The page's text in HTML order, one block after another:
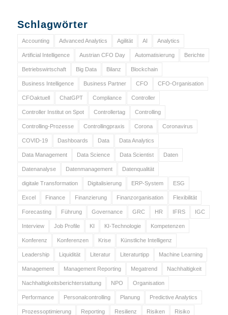
Schlagwörter
Accounting Advanced Analytics Agilität AI Analytics
Artificial Intelligence Austrian CFO Day Automatisierung Berichte
Betriebswirtschaft Big Data Bilanz Blockchain
Business Intelligence Business Partner CFO CFO-Organisation
CFOaktuell ChatGPT Compliance Controller
Controller Institut on Spot Controllertag Controlling
Controlling-Prozesse Controllingpraxis Corona Coronavirus
COVID-19 Dashboards Data Data Analytics
Data Management Data Science Data Scientist Daten
Datenanalyse Datenmanagement Datenqualität
digitale Transformation Digitalisierung ERP-System ESG
Excel Finance Finanzierung Finanzorganisation Flexibilität
Forecasting Führung Governance GRC HR IFRS IGC
Interview Job Profile KI KI-Technologie Kompetenzen
Konferenz Konferenzen Krise Künstliche Intelligenz
Leadership Liquidität Literatur Literaturtipp Machine Learning
Management Management Reporting Megatrend Nachhaltigkeit
Nachhaltigkeitsberichterstattung NPO Organisation
Performance Personalcontrolling Planung Predictive Analytics
Prozessoptimierung Reporting Resilienz Risiken Risiko